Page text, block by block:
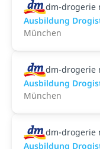
dm-drogerie
Ausbildung
München
dm-drogerie
Ausbildung
München
dm-drogerie
Ausbildung